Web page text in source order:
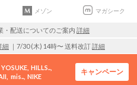
メゾン マガシーク
・配送についてのご案内 詳細
細 ｜7/30 (木) 14時〜 送料改訂詳細
YOSUKE HILLS..
mis.. NIKE
キャンペーン